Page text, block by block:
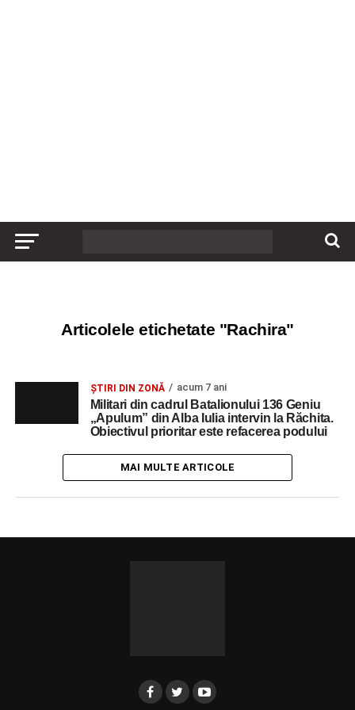
Articolele etichetate "Rachira"
ȘTIRI DIN ZONĂ acum 7 ani
Militari din cadrul Batalionului 136 Geniu
„Apulum” din Alba Iulia intervin la Răchita.
Obiectivul prioritar este refacerea podului
MAI MULTE ARTICOLE